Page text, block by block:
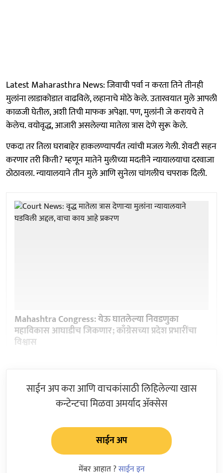
Latest Maharasthra News: जिवाची पर्वा न करता तिने तीनही
मुलांना लाडाकोडात वाढविले, लहानाचे मोठे केले. उतारवयात मुले आपली
काळजी घेतील, अशी तिची माफक अपेक्षा. पण, मुलांनी जे करायचे ते
केलेच. वयोवृद्ध, आजारी असलेल्या मातेला त्रास देणे सुरू केले.
एकदा तर तिला घराबाहेर हाकलण्यापर्यंत त्यांची मजल गेली. शेवटी सहन
करणार तरी किती? म्हणून मातेने मुलीच्या मदतीने न्यायालयाचा दरवाजा
ठोठावला. न्यायालयाने तीन मुले आणि सुनेला चांगलीच चपराक दिली.
Mahashtra Congress: येऊ घातलेल्या निवडणुका
महाविकास आघाडीच जिकणार; काँग्रेसच्या प्रदेश प्रभारींचा
विश्वास
साईन अप करा आणि वाचकांसाठी लिहिलेल्या खास
कन्टेन्टचा मिळवा अमर्याद ॲक्सेस
साईन अप
मेंबर आहात ?साईन इन